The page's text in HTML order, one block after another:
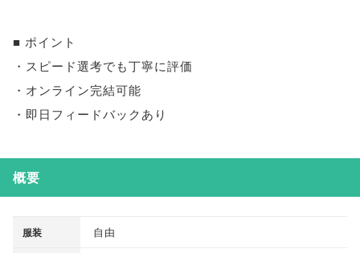
■ ポイント
・スピード選考でも丁寧に評価
・オンライン完結可能
・即日フィードバックあり
概要
服装 自由